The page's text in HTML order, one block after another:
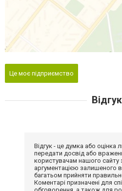
Це моє підприємство
Відгук - це думка або оцінка
передати досвід або
користувачам нашого
аргументацією залишеного
багатьом прийняти
Коментарі призначені для